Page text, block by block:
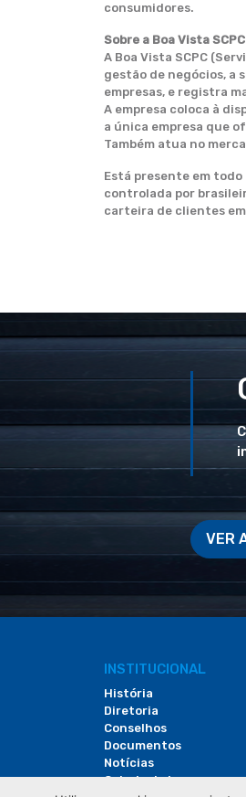
consumidores.
Sobre a Boa Vista SCPC
A Boa Vista SCPC
gestão de negócios, a
empresas, e registra
A empresa coloca à
a única empresa que
Também atua no
Está presente em
controlada por
carteira de clientes
VER
INSTITUCIONAL
História
Diretoria
Conselhos
Documentos
Notícias
Galeria de Imagens